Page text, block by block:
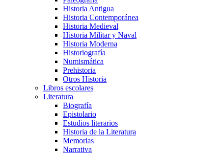
Historia Antigua
Historia Contemporánea
Historia Medieval
Historia Militar y Naval
Historia Moderna
Historiografía
Numismática
Prehistoria
Otros Historia
Libros escolares
Literatura
Biografía
Epistolario
Estudios literarios
Historia de la Literatura
Memorias
Narrativa